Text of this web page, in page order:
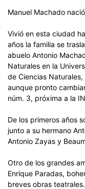
Manuel Machado
Vivió en esta ciudad
años la familia se
abuelo Antonio
Naturales en la
de Ciencias
aunque pronto
núm. 3, próxima a la
De los primeros años
junto a su hermano
Antonio Zayas y
Otro de los grandes
Enrique Paradas,
breves obras teatrales.